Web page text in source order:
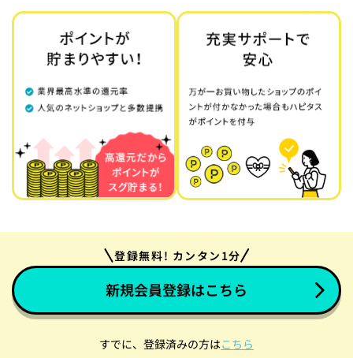
登録無料! カンタン1分
新規会員登録はこちら
すでに、登録済みの方はこちら